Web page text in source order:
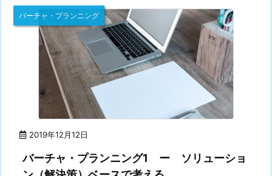
2019年12月12日
バーチャ・プランニング
バーチャ・プランニング1 ー ソリューショ